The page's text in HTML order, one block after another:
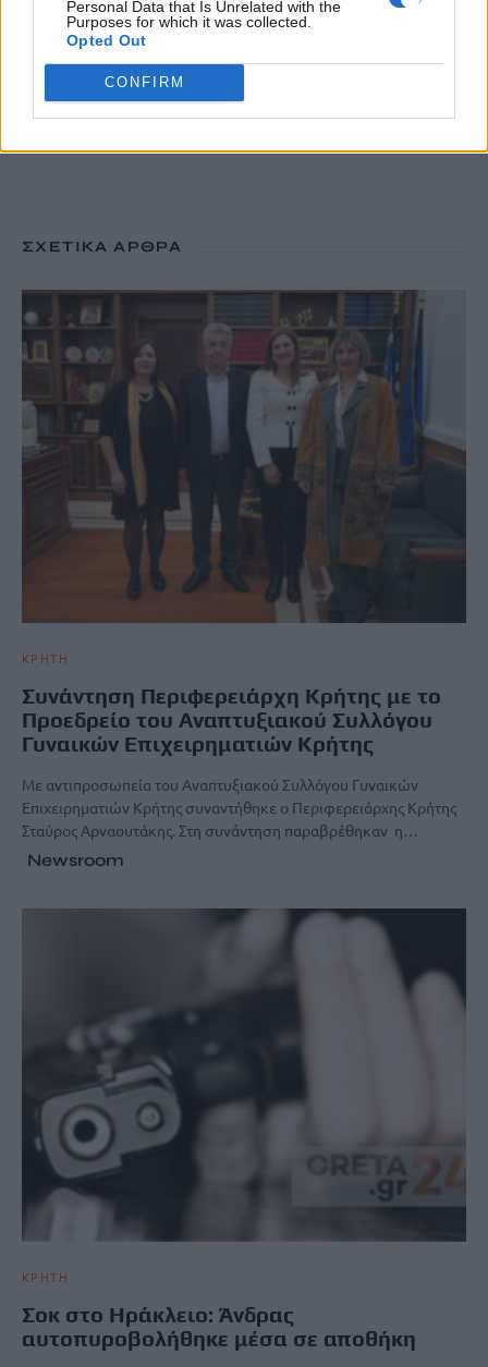
Personal Data that Is Unrelated with the
Purposes for which it was collected.
Opted Out
CONFIRM
TRENDING
# ΣΩΤΗΡΗΣ ΤΣΑΦΟΥΛΙΑΣ
ΣΧΕΤΙΚΆ ΆΡΘΡΑ
ΚΡΗΤΗ
Συνάντηση Περιφερειάρχη Κρήτης με το
Προεδρείο του Αναπτυξιακού Συλλόγου
Γυναικών Επιχειρηματιών Κρήτης
Με αντιπροσωπεία του Αναπτυξιακού Συλλόγου Γυναικών
Επιχειρηματιών Κρήτης συναντήθηκε ο Περιφερειάρχης Κρήτης
Σταύρος Αρναουτάκης. Στη συνάντηση παραβρέθηκαν η…
Newsroom
ΚΡΗΤΗ
Σοκ στο Ηράκλειο: Άνδρας
αυτοπυροβολήθηκε μέσα σε αποθήκη